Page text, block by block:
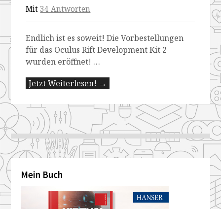
Mit34 Antworten
Endlich ist es soweit! Die Vorbestellungen
für das Oculus Rift Development Kit 2
wurden eröffnet! …
Jetzt Weiterlesen! →
Mein Buch